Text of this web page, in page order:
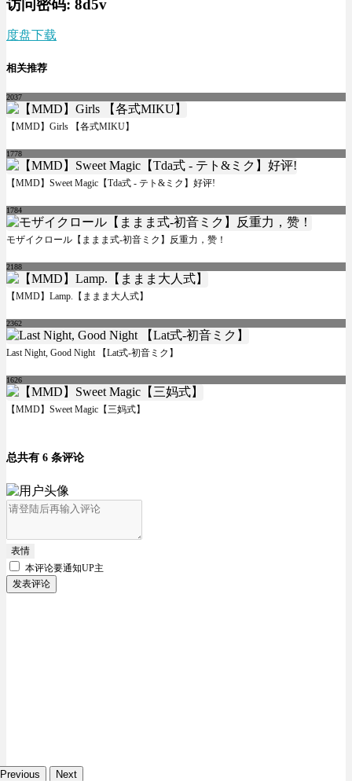
访问密码: 8d5v
度盘下载
相关推荐
2037
【MMD】Girls 【各式MIKU】
1778
【MMD】Sweet Magic【Tda式 - テト&ミク】好评!
1784
モザイクロール【ままま式-初音ミク】反重力，赞！
2188
【MMD】Lamp.【ままま大人式】
2362
Last Night, Good Night 【Lat式-初音ミク】
1626
【MMD】Sweet Magic【三妈式】
总共有 6 条评论
表情
本评论要通知UP主
发表评论
Previous Next